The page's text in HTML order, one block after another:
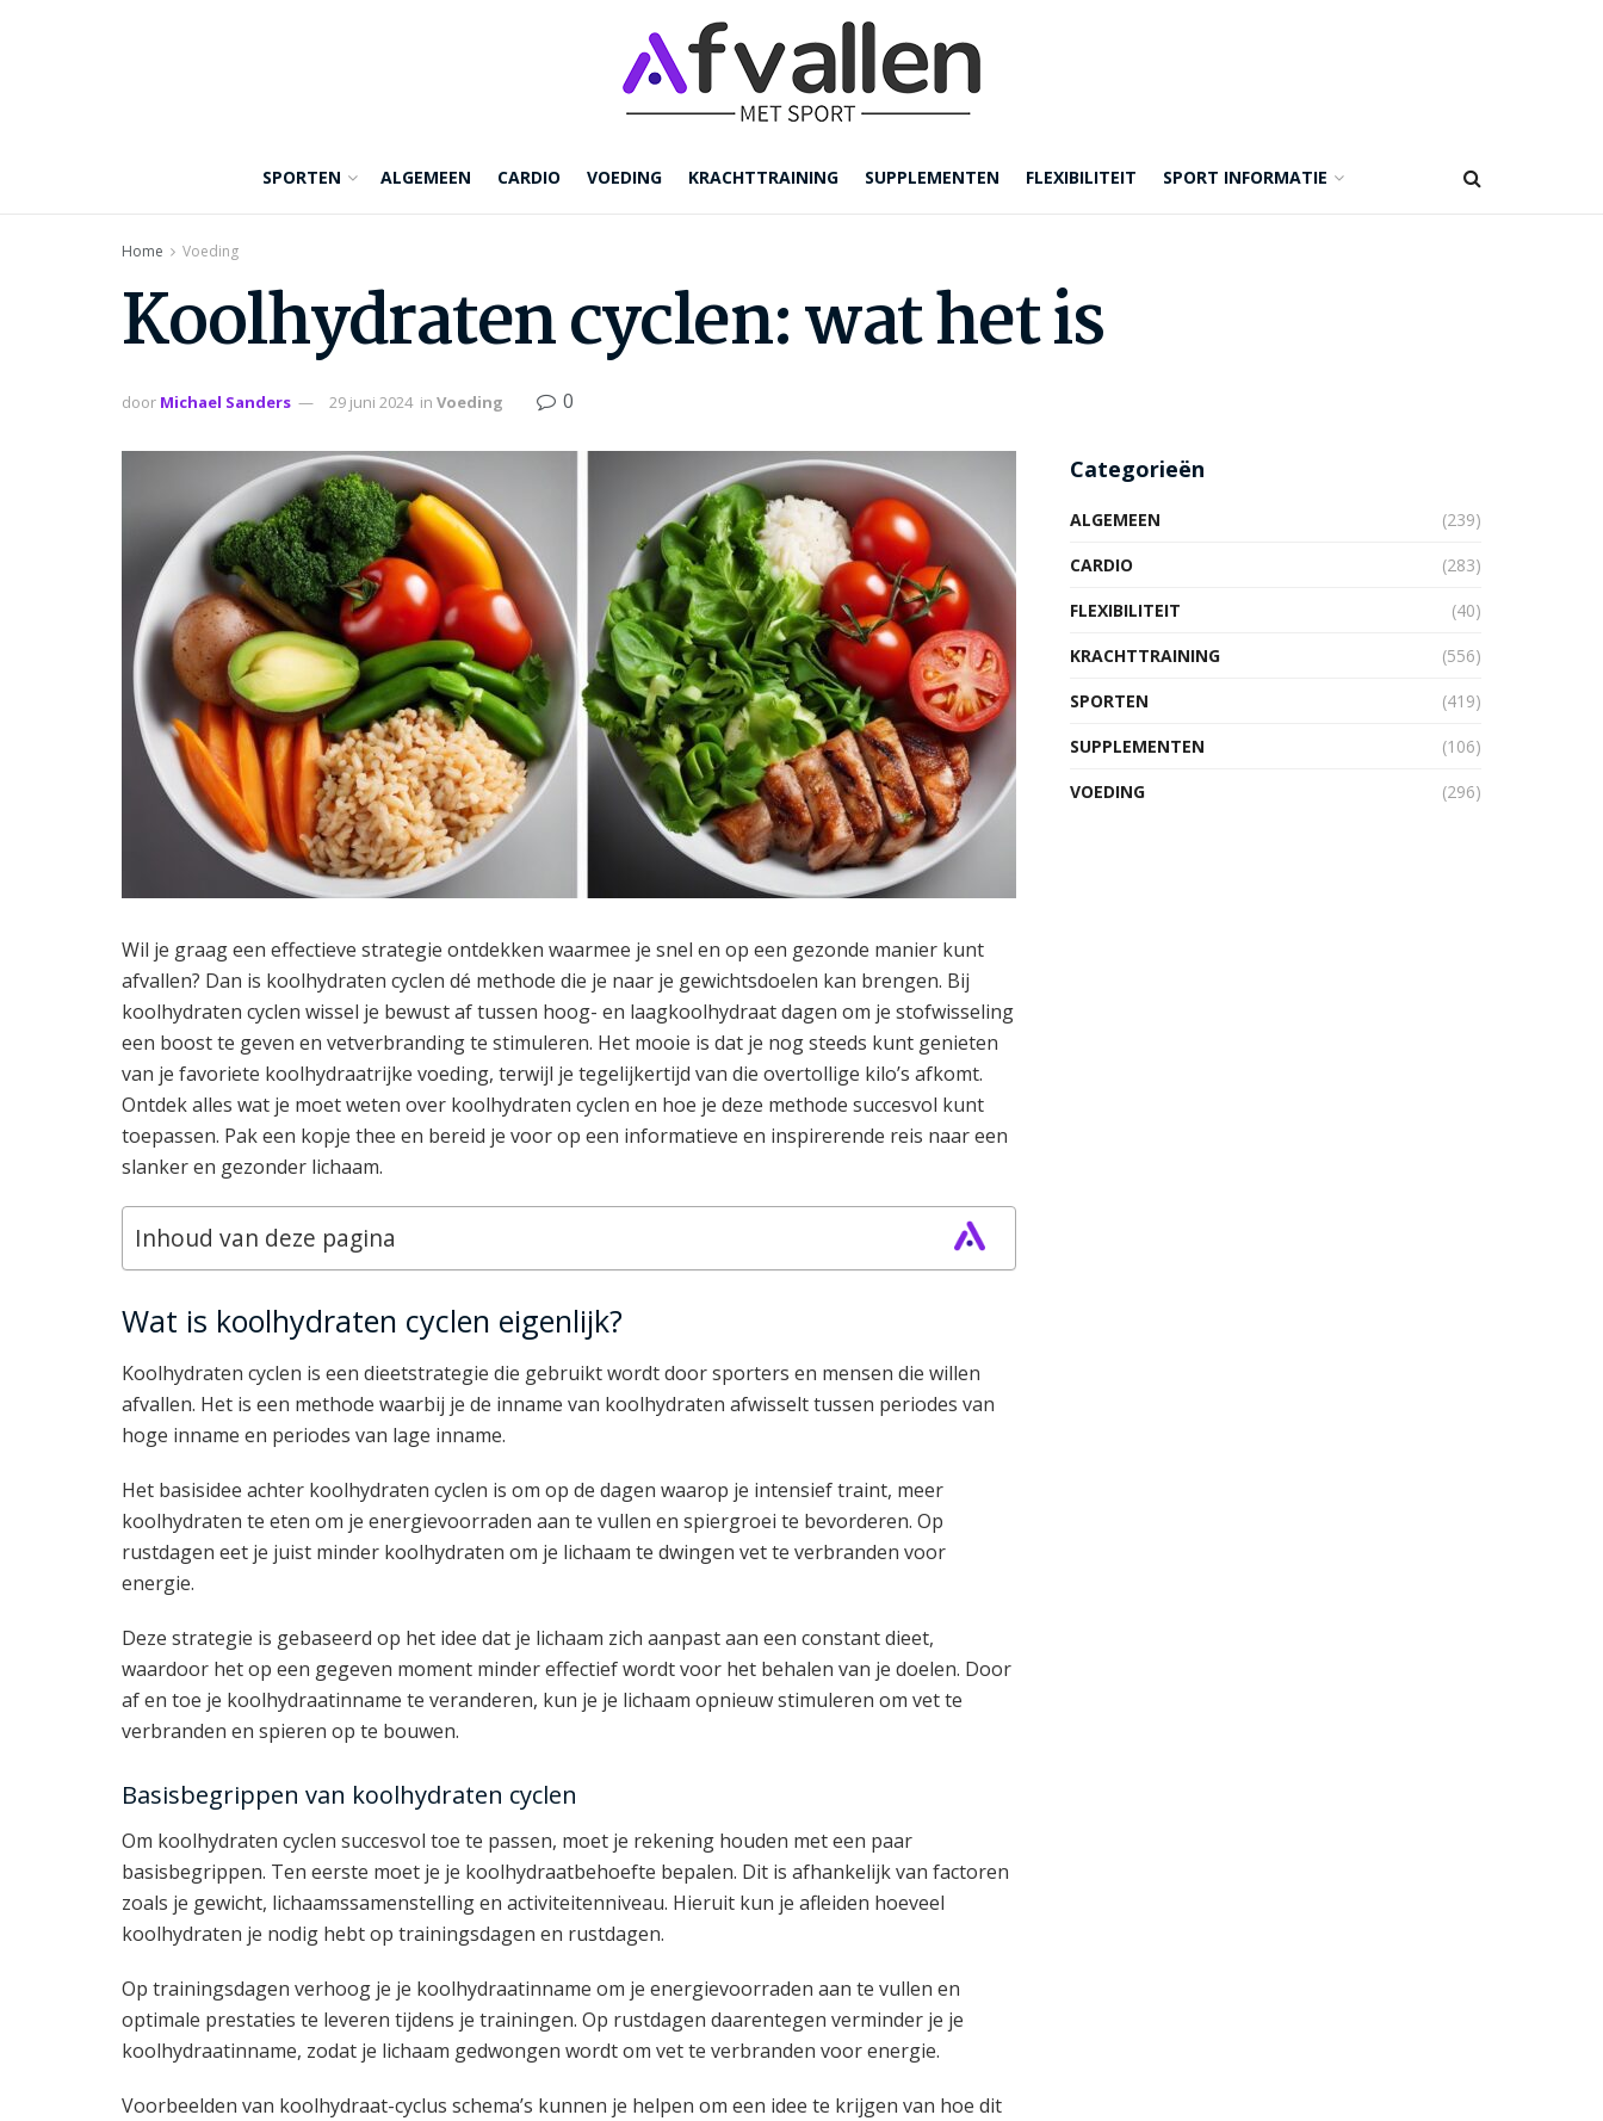
SPORTEN ALGEMEEN CARDIO VOEDING KRACHTTRAINING SUPPLEMENTEN FLEXIBILITEIT SPORT INFORMATIE
Home Voeding
Koolhydraten cyclen: wat het is
door Michael Sanders 29 juni 2024 in Voeding 0
Wil je graag een effectieve strategie ontdekken waarmee je snel en op een gezonde manier kunt
afvallen? Dan is koolhydraten cyclen dé methode die je naar je gewichtsdoelen kan brengen. Bij
koolhydraten cyclen wissel je bewust af tussen hoog- en laagkoolhydraat dagen om je stofwisseling
een boost te geven en vetverbranding te stimuleren. Het mooie is dat je nog steeds kunt genieten
van je favoriete koolhydraatrijke voeding, terwijl je tegelijkertijd van die overtollige kilo’s afkomt.
Ontdek alles wat je moet weten over koolhydraten cyclen en hoe je deze methode succesvol kunt
toepassen. Pak een kopje thee en bereid je voor op een informatieve en inspirerende reis naar een
slanker en gezonder lichaam.
Inhoud van deze pagina
Wat is koolhydraten cyclen eigenlijk?
Koolhydraten cyclen is een dieetstrategie die gebruikt wordt door sporters en mensen die willen
afvallen. Het is een methode waarbij je de inname van koolhydraten afwisselt tussen periodes van
hoge inname en periodes van lage inname.
Het basisidee achter koolhydraten cyclen is om op de dagen waarop je intensief traint, meer
koolhydraten te eten om je energievoorraden aan te vullen en spiergroei te bevorderen. Op
rustdagen eet je juist minder koolhydraten om je lichaam te dwingen vet te verbranden voor
energie.
Deze strategie is gebaseerd op het idee dat je lichaam zich aanpast aan een constant dieet,
waardoor het op een gegeven moment minder effectief wordt voor het behalen van je doelen. Door
af en toe je koolhydraatinname te veranderen, kun je je lichaam opnieuw stimuleren om vet te
verbranden en spieren op te bouwen.
Basisbegrippen van koolhydraten cyclen
Om koolhydraten cyclen succesvol toe te passen, moet je rekening houden met een paar
basisbegrippen. Ten eerste moet je je koolhydraatbehoefte bepalen. Dit is afhankelijk van factoren
zoals je gewicht, lichaamssamenstelling en activiteitenniveau. Hieruit kun je afleiden hoeveel
koolhydraten je nodig hebt op trainingsdagen en rustdagen.
Op trainingsdagen verhoog je je koolhydraatinname om je energievoorraden aan te vullen en
optimale prestaties te leveren tijdens je trainingen. Op rustdagen daarentegen verminder je je
koolhydraatinname, zodat je lichaam gedwongen wordt om vet te verbranden voor energie.
Voorbeelden van koolhydraat-cyclus schema’s kunnen je helpen om een idee te krijgen van hoe dit
Categorieën
ALGEMEEN
(239)
CARDIO
(283)
FLEXIBILITEIT
(40)
KRACHTTRAINING
(556)
SPORTEN
(419)
SUPPLEMENTEN
(106)
VOEDING
(296)